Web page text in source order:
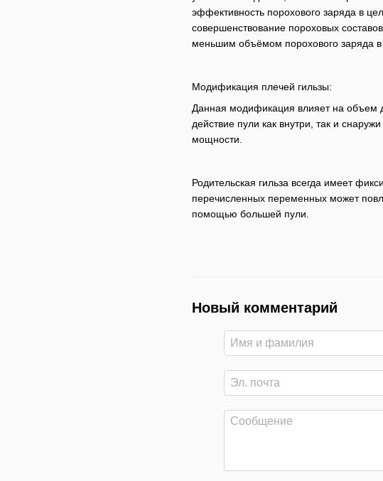
эффективность порохового заряда в
совершенствование пороховых
меньшим объёмом порохового заряда в
Модификация плечей гильзы:
Данная модификация влияет на объем
действие пули как внутри, так и
мощности.
Родительская гильза всегда имеет
перечисленных переменных может
помощью большей пули.
Новый комментарий